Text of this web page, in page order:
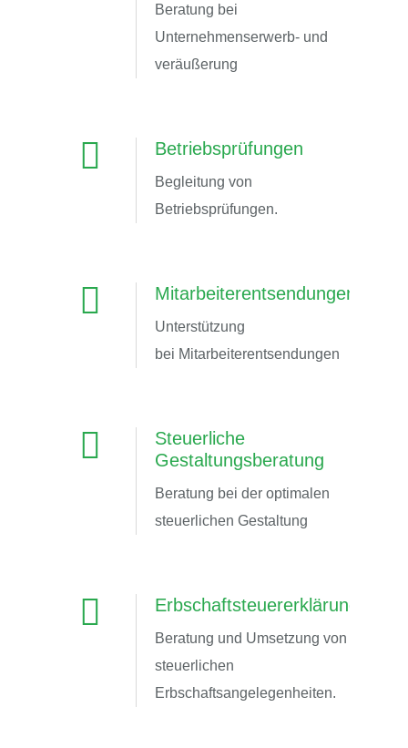
Beratung bei
Unternehmenserwerb- und
veräußerung
Betriebsprüfungen
Begleitung von
Betriebsprüfungen.
Mitarbeiterentsendungen
Unterstützung
bei Mitarbeiterentsendungen
Steuerliche
Gestaltungsberatung
Beratung bei der optimalen
steuerlichen Gestaltung
Erbschaftsteuererklärungen
Beratung und Umsetzung von
steuerlichen
Erbschaftsangelegenheiten.